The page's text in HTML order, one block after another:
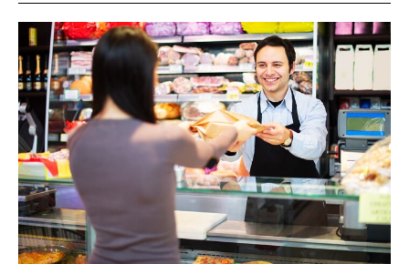
SUBSCRIBE
Welcome to Liberty Case
We have a curated list of the most noteworthy news from all
across the globe. With any subscription plan, you get access
toexclusive articles that let you stay ahead of the curve.
Your Profile